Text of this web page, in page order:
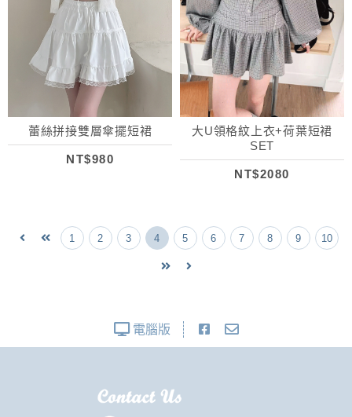
蕾絲拼接雙層傘擺短裙
NT$980
大U領格紋上衣+荷葉短裙
SET
NT$2080
1 2 3 4 5 6 7 8 9 10
電腦版